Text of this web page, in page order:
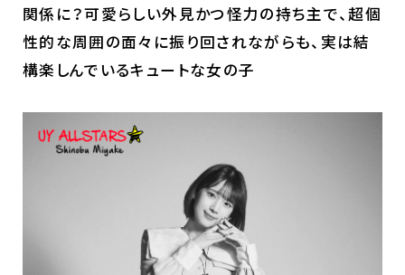
関係に？可愛らしい外見かつ怪力の持ち主で、超個
性的な周囲の面々に振り回されながらも、実は結
構楽しんでいるキュートな女の子